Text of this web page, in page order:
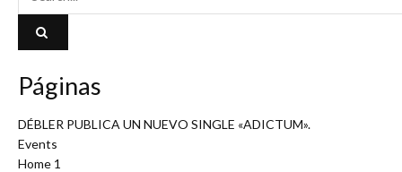
Páginas
DÉBLER PUBLICA UN NUEVO SINGLE «ADICTUM».
Events
Home 1